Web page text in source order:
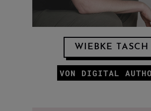
WIEBKE TASCH
VON DIGITAL